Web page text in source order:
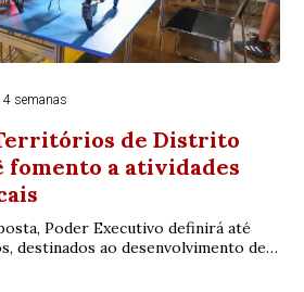
4 semanas
de Distrito
a atividades
Poder Executivo definirá até
destinados ao desenvolvimento de